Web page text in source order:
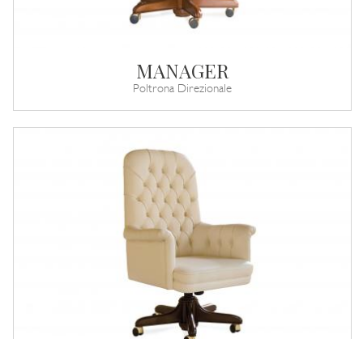
MANAGER
Poltrona Direzionale